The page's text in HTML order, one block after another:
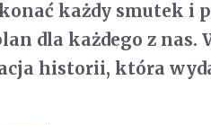
każdy smutek i
dla każdego z nas.
historii, która